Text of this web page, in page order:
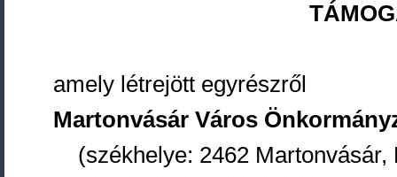
amely létrejött egyrészről
Martonvásár Város
(székhelye: 2462 Martonvásár,